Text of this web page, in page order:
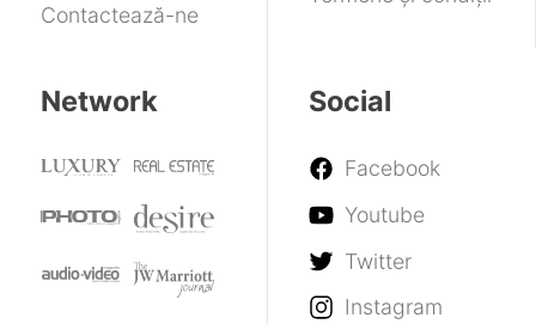
Contactează-ne
Network Social
Facebook
Youtube
Twitter
Instagram